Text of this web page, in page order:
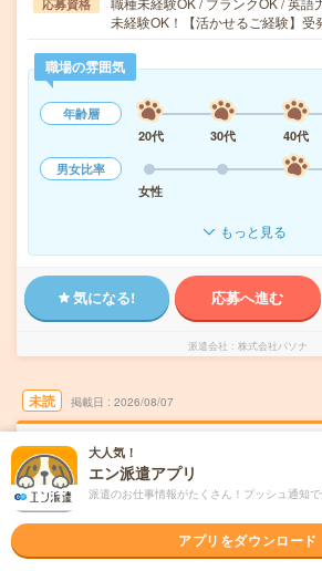
応募資格
未経験OK！【活かせるご経験】受
職場の雰囲気
年齢層
20代
30代 40代
男女比率
女性
もっと見る
気になる! 応募へ進む
派遣会社 株式会社パソナ
未読 掲載日 2026/08/07
月給24万円！未経験OK＊製造
業アシスタント＊残業少
職種未経験OK
大人気！
エン派遣アプリ
派遣のお仕事情報がたくさん！プッシュ通知で
アプリをダウンロード